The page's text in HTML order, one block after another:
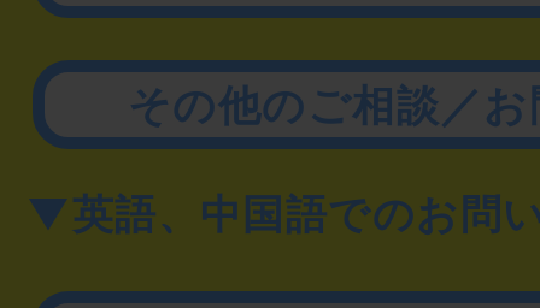
その他のご相談／
▼英語、中国語でのお問